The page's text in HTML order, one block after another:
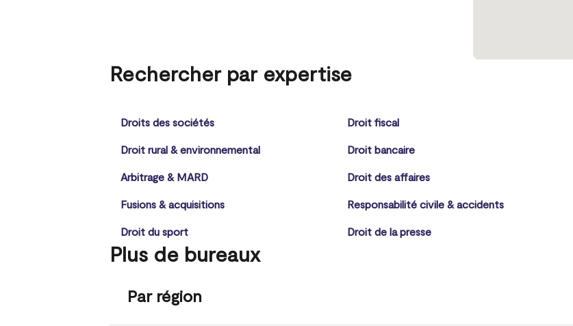
Rechercher par expertise
Droits des sociétés Droit fiscal
Droit rural & environnemental Droit bancaire
Arbitrage & MARD Droit des affaires
Fusions & acquisitions Responsabilité civile & accidents
Droit du sport Droit de la presse
Plus de bureaux
Par région